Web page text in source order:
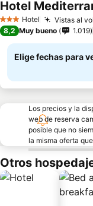
3 Estrellas
Hotel Vistas al
Hotel
8,2 Muy bueno 1.019
Elige fechas para
Los precios y la
web de reserva
posible que no
la misma oferta
Otros